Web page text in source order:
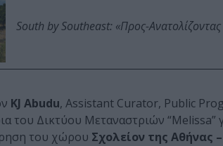
South by Southeast: «Προς-
KJ Abudu, Assistant Curator, Public
του Δικτύου Μεταναστριών
του χώρου Σχολείον της Αθήνας